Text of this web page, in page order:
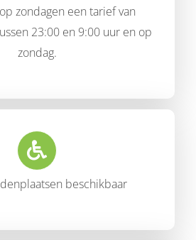
zondagen een tarief van
23:00 en 9:00 uur en op
zondag.
beschikbaar